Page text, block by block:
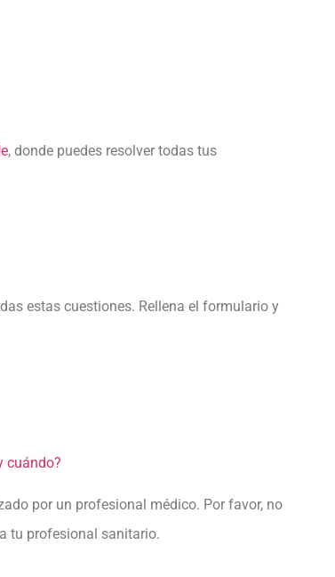
, donde puedes resolver todas tus
estas cuestiones. Rellena el formulario y
cuándo?
por un profesional médico. Por favor, no
tu profesional sanitario.